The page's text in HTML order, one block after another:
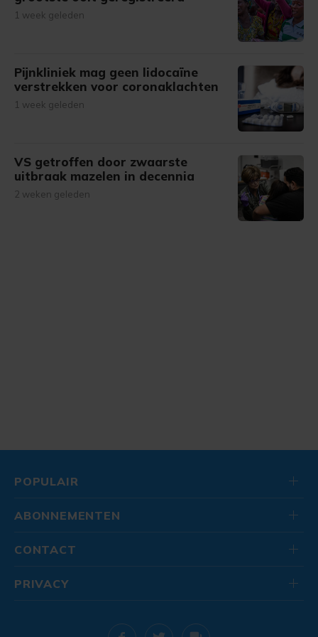
1 week geleden
Pijnkliniek mag geen lidocaïne
verstrekken voor coronaklachten
1 week geleden
VS getroffen door zwaarste
uitbraak mazelen in decennia
2 weken geleden
POPULAIR
ABONNEMENTEN
CONTACT
PRIVACY